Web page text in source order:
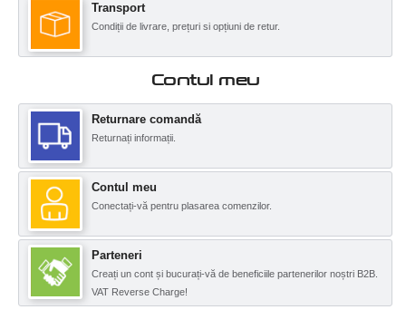
Transport
Condiții de livrare, prețuri si opțiuni de retur.
Contul meu
Returnare comandă
Returnați informații.
Contul meu
Conectați-vă pentru plasarea comenzilor.
Parteneri
Creați un cont și bucurați-vă de beneficiile partenerilor noștri B2B.
VAT Reverse Charge!